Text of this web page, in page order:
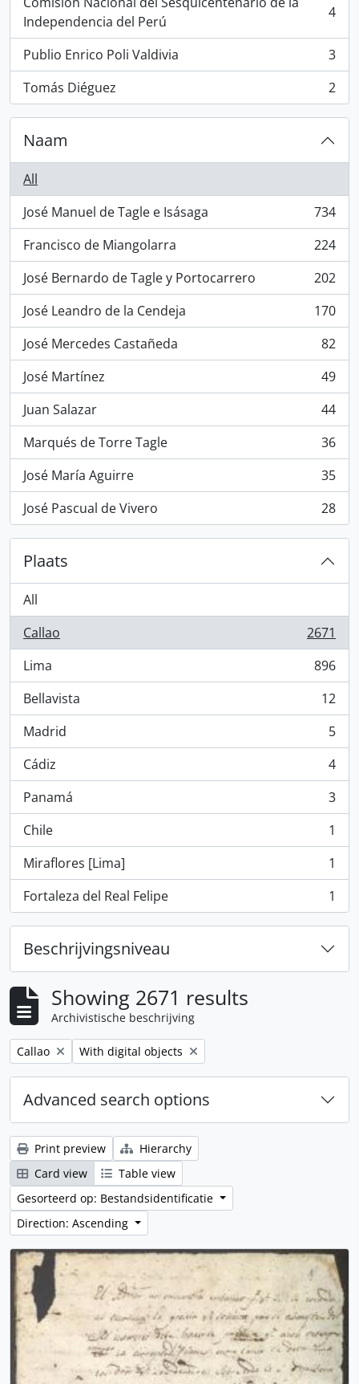
Independencia del Perú
, 4 results 4
Publio Enrico Poli Valdivia
, 3 results
3
Tomás Diéguez
, 2 results 2
Naam
All
José Manuel de Tagle e Isásaga
, 734 results
734
Francisco de Miangolarra
, 224 results
224
José Bernardo de Tagle y Portocarrero
, 202 results
202
José Leandro de la Cendeja
, 170 results
170
José Mercedes Castañeda
, 82 results
82
José Martínez
, 49 results
49
Juan Salazar
, 44 results
44
Marqués de Torre Tagle
, 36 results
36
José María Aguirre
, 35 results
35
José Pascual de Vivero
, 28 results 28
Plaats
All
Callao
, 2671 results
2671
Lima
, 896 results
896
Bellavista
, 12 results
12
Madrid
, 5 results
5
Cádiz
, 4 results
4
Panamá
, 3 results
3
Chile
, 1 results
1
Miraflores [Lima]
, 1 results
1
Fortaleza del Real Felipe
, 1 results 1
Beschrijvingsniveau
Showing 2671 results
Archivistische beschrijving
Remove filter:
Callao Remove filter:
With digital objects
Advanced search options
Print preview
Hierarchy
Card view
Table view
Gesorteerd op: Bestandsidentificatie
Direction: Ascending